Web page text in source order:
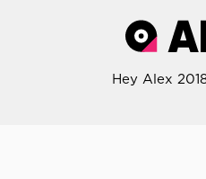
Hey Alex